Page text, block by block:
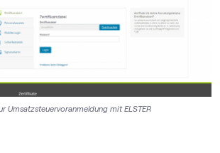
Umsatz­steuer­voranmeldung mit ELSTER